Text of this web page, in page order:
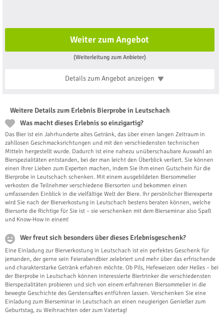
Weiter zum Angebot
(Weiterleitung zum Anbieter)
Details zum Angebotanzeigen
Weitere Details zum Erlebnis Bierprobe in Leutschach
Was macht dieses Erlebnis so einzigartig?
Das Bier ist ein Jahrhunderte altes Getränk, das über einen langen Zeitraum in
zahllosen Geschmacksrichtungen und mit den verschiedensten technischen
Mitteln hergestellt wurde. Dadurch ist eine nahezu unüberschaubare Auswahl an
Bierspezialitäten entstanden, bei der man leicht den Überblick verliert. Sie können
einen Ihrer Lieben zum Experten machen, indem Sie ihm einen Gutschein für die
Bierprobe in Leutschach schenken. Mit einem ausgebildeten Biersommelier
verkosten die Teilnehmer verschiedene Biersorten und bekommen einen
umfassenden Einblick in die vielfältige Welt der Biere. Ihr persönlicher Bierexperte
wird Sie nach der Bierverkostung in Leutschach bestens beraten können, welche
Biersorte die Richtige für Sie ist – sie verschenken mit dem Bierseminar also Spaß
und Know-How in einem!
Wer freut sich besonders über dieses Erlebnisgeschenk?
Eine Einladung zur Bierverkostung in Leutschach ist ein perfektes Geschenk für
jemanden, der gerne sein Feierabendbier zelebriert und mehr über das erfrischende
und charakterstarke Getränk erfahren möchte. Ob Pils, Hefeweizen oder Helles – bei
der Bierprobe in Leutschach können interessierte Biertrinker die verschiedensten
Bierspezialitäten probieren und sich von einem erfahrenen Biersommelier in die
bewegte Geschichte des Gerstensaftes entführen lassen. Verschenken Sie eine
Einladung zum Bierseminar in Leutschach an einen neugierigen Genießer zum
Geburtstag, zu Weihnachten oder zum Vatertag!